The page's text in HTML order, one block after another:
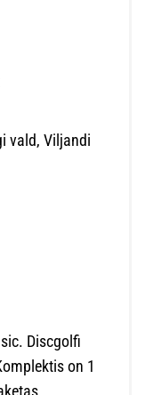
vald, Viljandi
Discgolfi
on 1